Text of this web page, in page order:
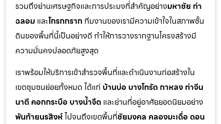
รวมถึงย่านเศรษฐกิจและการประมงที่สำคัญอย่างมหาชัย ท่า
ฉลอม และโกรกกราก ทีมงานของเรามีความเข้าใจในสภาพชั้น
ดินของพื้นที่นี้เป็นอย่างดี ทำให้การวางรากฐานโครงสร้างมี
ความมั่นคงปลอดภัยสูงสุด
เราพร้อมให้บริการเข้าสำรวจพื้นที่และดำเนินงานก่อสร้างใน
เขตชุมชนย่อยทั้งหมด ได้แก่ บ้านบ่อ บางโทรัด กาหลง ท่าจีน
นาดี คอกกระบือ บางน้ำจืด และย่านที่อยู่อาศัยยอดนิยมอย่าง
พันท้ายนรสิงห์ไปจนถึงเขตพื้นที่ชัยมงคล คลองมะเดื่อ ดอน